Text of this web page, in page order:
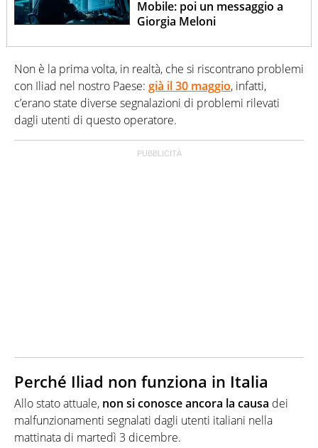
Mobile: poi un messaggio a
Giorgia Meloni
Non è la prima volta, in realtà, che si riscontrano problemi
con Iliad nel nostro Paese: già il 30 maggio, infatti,
c’erano state diverse segnalazioni di problemi rilevati
dagli utenti di questo operatore.
Perché Iliad non funziona in Italia
Allo stato attuale, non si conosce ancora la causa dei
malfunzionamenti segnalati dagli utenti italiani nella
mattinata di martedì 3 dicembre.